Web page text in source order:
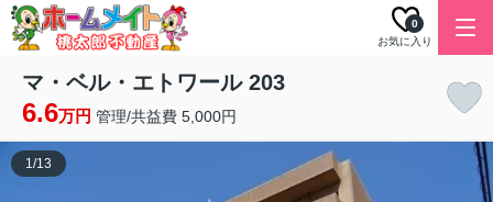
お気に入り
0
マ・ベル・エトワール 203
6.6万円 管理/共益費 5,000円
1/13